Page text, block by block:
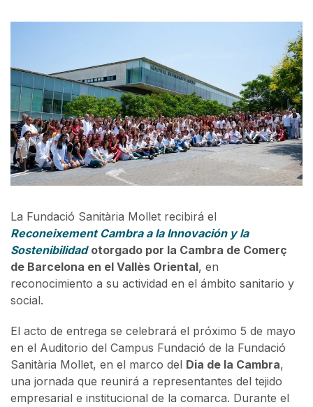
La Fundació Sanitària Mollet recibirá el
Reconeixement Cambra a la Innovación y la
Sostenibilidad otorgado por la Cambra de Comerç
de Barcelona en el Vallès Oriental, en
reconocimiento a su actividad en el ámbito sanitario y
social.
El acto de entrega se celebrará el próximo 5 de mayo
en el Auditorio del Campus Fundació de la Fundació
Sanitària Mollet, en el marco del Dia de la Cambra,
una jornada que reunirá a representantes del tejido
empresarial e institucional de la comarca. Durante el